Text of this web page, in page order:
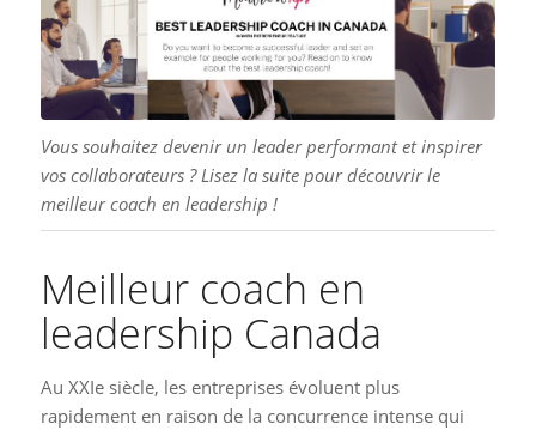
Vous souhaitez devenir un leader performant et inspirer
vos collaborateurs ? Lisez la suite pour découvrir le
meilleur coach en leadership !
Meilleur coach en
leadership Canada
Au XXIe siècle, les entreprises évoluent plus
rapidement en raison de la concurrence intense qui